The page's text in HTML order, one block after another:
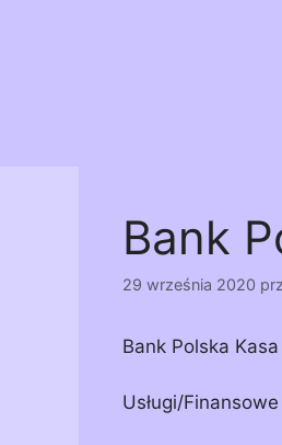
Bank
29 września 2020
Bank Polska
Usługi/Finansowe